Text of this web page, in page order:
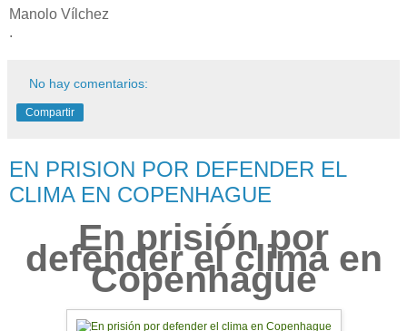
Manolo Vílchez
.
No hay comentarios:
Compartir
EN PRISION POR DEFENDER EL
CLIMA EN COPENHAGUE
En prisión por
defender el clima en
Copenhague